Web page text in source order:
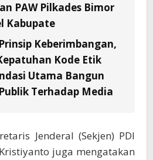
PAW Pilkades Bimor
Kabupate
Keberimbangan,
Kode Etik
Utama Bangun
Terhadap Media
Jenderal (Sekjen) PDI
juga mengatakan